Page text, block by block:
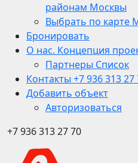
районам Москвы
Выбрать по карте
Бронировать
О нас. Концепция
Партнеры Список
Контакты +7 936 313 27
Добавить объект
Авторизоваться
+7 936 313 27 70